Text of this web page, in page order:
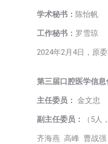
学术秘书： 陈怡帆
工作秘书： 罗雪琼
2024年2月4日，原
第三届口腔医学信
主任委员： 金文忠
副主任委员： （5人
齐海燕 高峰 曹战